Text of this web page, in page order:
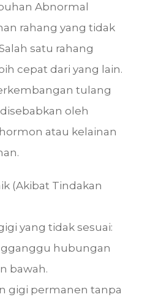
Abnormal
rahang yang tidak
satu rahang
cepat dari yang lain.
tulang
oleh
atau kelainan
(Akibat Tindakan
yang tidak sesuai:
hubungan
bawah.
gigi permanen tanpa